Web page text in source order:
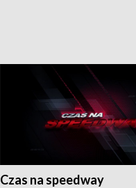
Czas na speedway